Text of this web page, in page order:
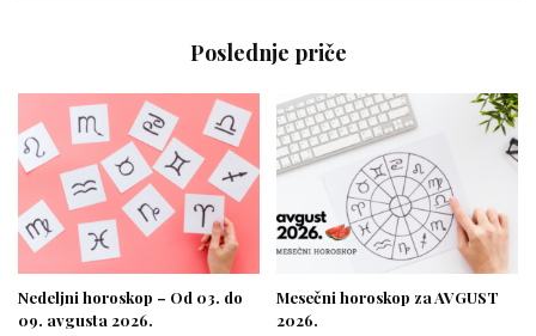
Poslednje priče
Nedeljni horoskop – Od 03. do
09. avgusta 2026.
Mesečni horoskop za AVGUST
2026.